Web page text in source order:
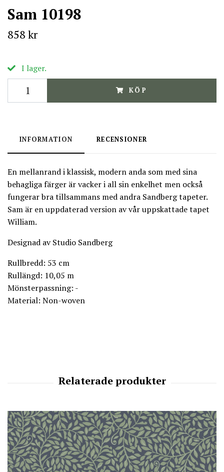
Sam 10198
858 kr
I lager.
KÖP
INFORMATION RECENSIONER
En mellanrand i klassisk, modern anda som med sina
behagliga färger är vacker i all sin enkelhet men också
fungerar bra tillsammans med andra Sandberg tapeter.
Sam är en uppdaterad version av vår uppskattade tapet
William.
Designad av Studio Sandberg
Rullbredd: 53 cm
Rullängd: 10,05 m
Mönsterpassning: -
Material: Non-woven